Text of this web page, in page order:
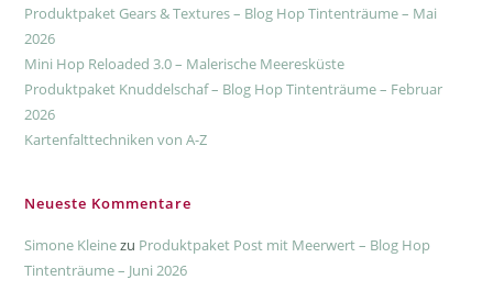
Produktpaket Gears & Textures – Blog Hop Tintenträume – Mai
2026
Mini Hop Reloaded 3.0 – Malerische Meeresküste
Produktpaket Knuddelschaf – Blog Hop Tintenträume – Februar
2026
Kartenfalttechniken von A-Z
Neueste Kommentare
Simone Kleinezu Produktpaket Post mit Meerwert – Blog Hop
Tintenträume – Juni 2026